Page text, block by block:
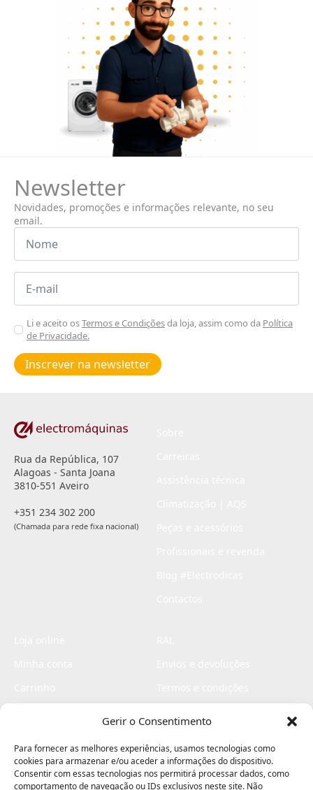
Gerir o Consentimento
Para fornecer as melhores experiências, usamos tecnologias como
cookies para armazenar e/ou aceder a informações do dispositivo.
Consentir com essas tecnologias nos permitirá processar dados, como
comportamento de navegação ou IDs exclusivos neste site. Não
Newsletter
Novidades, promoções e informações relevante, no seu
email.
Nome
Email
Aceitar
Poiticas
de
privacidade
Li e aceito osTermos e Condiçõesda loja, assim como da Política
de Privacidade.
Inscrever na newsletter
Rua da República, 107
Alagoas - Santa Joana
3810-551 Aveiro
+351 234 302 200
(Chamada para rede fixa nacional)
Livro de elogios